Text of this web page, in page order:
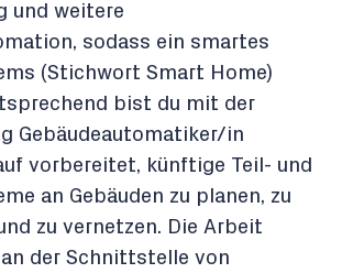
und weitere
sodass ein smartes
(Stichwort Smart Home)
bist du mit der
Gebäudeautomatiker/in
vorbereitet, künftige Teil- und
an Gebäuden zu planen, zu
zu vernetzen. Die Arbeit
der Schnittstelle von